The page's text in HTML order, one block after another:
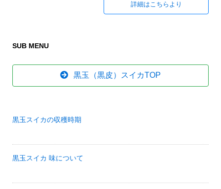
詳細はこちらより
SUB MENU
黒玉（黒皮）スイカTOP
黒玉スイカの収穫時期
黒玉スイカ 味について